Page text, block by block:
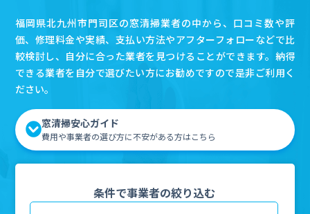
福岡県北九州市門司区の窓清掃業者の中から、口コミ数や評
価、修理料金や実績、支払い方法やアフターフォローなどで比
較検討し、自分に合った業者を見つけることができます。納得
できる業者を自分で選びたい方にお勧めですので是非ご利用く
ださい。
窓清掃安心ガイド
費用や事業者の選び方に不安がある方はこちら
条件で事業者の絞り込む